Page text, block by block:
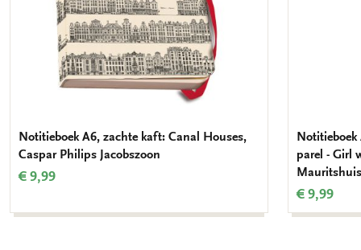
Notitieboek A6, zachte kaft: Canal Houses,
Caspar Philips Jacobszoon
€ 9,99
parel - Girl
Mauritshuis
€ 9,99